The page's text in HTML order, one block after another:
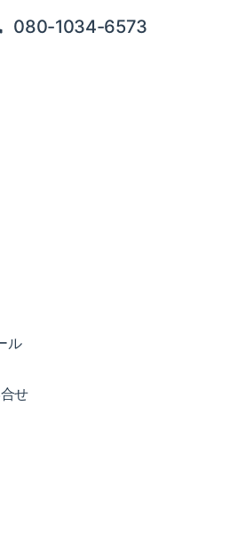
080-1034-6573
ル
せ